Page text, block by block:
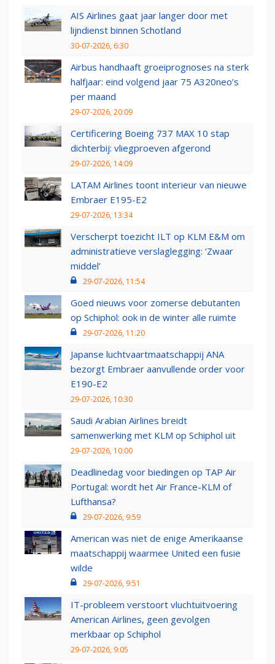
AIS Airlines gaat jaar langer door met
lijndienst binnen Schotland
30-07-2026, 6:30
Airbus handhaaft groeiprognoses na sterk
halfjaar: eind volgend jaar 75 A320neo’s
per maand
29-07-2026, 20:09
Certificering Boeing 737 MAX 10 stap
dichterbij: vliegproeven afgerond
29-07-2026, 14:09
LATAM Airlines toont interieur van nieuwe
Embraer E195-E2
29-07-2026, 13:34
Verscherpt toezicht ILT op KLM E&M om
administratieve verslaglegging: ‘Zwaar
middel’
29-07-2026, 11:54
Goed nieuws voor zomerse debutanten
op Schiphol: ook in de winter alle ruimte
29-07-2026, 11:20
Japanse luchtvaartmaatschappij ANA
bezorgt Embraer aanvullende order voor
E190-E2
29-07-2026, 10:30
Saudi Arabian Airlines breidt
samenwerking met KLM op Schiphol uit
29-07-2026, 10:00
Deadlinedag voor biedingen op TAP Air
Portugal: wordt het Air France-KLM of
Lufthansa?
29-07-2026, 9:59
American was niet de enige Amerikaanse
maatschappij waarmee United een fusie
wilde
29-07-2026, 9:51
IT-probleem verstoort vluchtuitvoering
American Airlines, geen gevolgen
merkbaar op Schiphol
29-07-2026, 9:05